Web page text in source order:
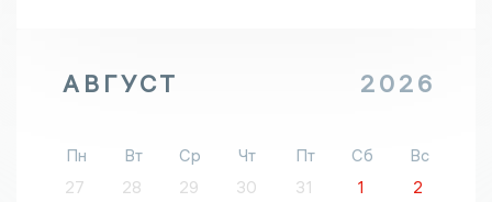
АВГУСТ 2026
Пн Вт Ср Чт Пт Сб
Вс
27
28 29 30 31 1
2